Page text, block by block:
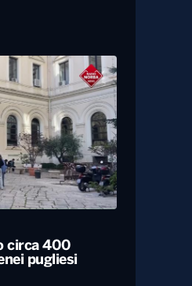
circa 400
pugliesi